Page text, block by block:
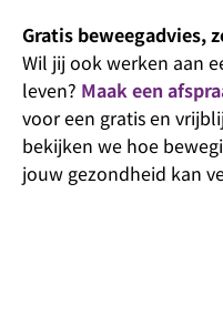
Gratis beweegadvies,
Wil jij ook werken aan
leven? Maak een
voor een gratis en
bekijken we hoe
jouw gezondheid kan